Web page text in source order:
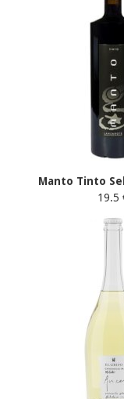
Manto Tinto
19.5